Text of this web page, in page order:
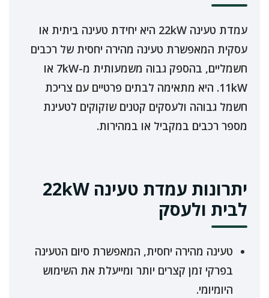
עמדת טעינה 22kW היא יחידת טעינה ביתית או
עסקית המאפשרת טעינה מהירה יחסית של רכבים
חשמליים, בהספק גבוה משמעותית מ-7kW או
11kW. היא מתאימה לבתים פרטיים עם צריכת
חשמל גבוהה ולעסקים קטנים שזקוקים לטעינת
מספר רכבים במקביל או במהירות.
יתרונות עמדת טעינה 22kW
לבית ולעסק
טעינה מהירה יחסית, המאפשרת סיום הטעינה
בפרקי זמן קצרים יותר ומייעלת את השימוש
היומיומי.